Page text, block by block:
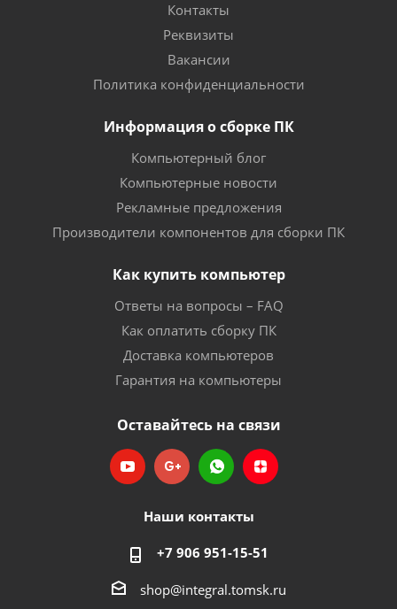
Контакты
Реквизиты
Вакансии
Политика конфиденциальности
Информация о сборке ПК
Компьютерный блог
Компьютерные новости
Рекламные предложения
Производители компонентов для сборки ПК
Как купить компьютер
Ответы на вопросы – FAQ
Как оплатить сборку ПК
Доставка компьютеров
Гарантия на компьютеры
Оставайтесь на связи
Наши контакты
+7 906 951-15-51
shop@integral.tomsk.ru